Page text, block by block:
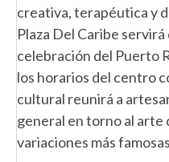
creativa, terapéutica y
Plaza Del Caribe
celebración del Puerto
los horarios del centro
cultural reunirá a
general en torno al arte
variaciones más